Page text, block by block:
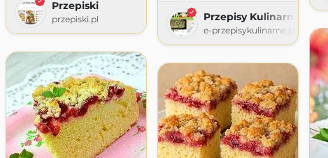
Przepiski
przepiski.pl Przepisy Kulinarne
e-przepisykulinarne.pl